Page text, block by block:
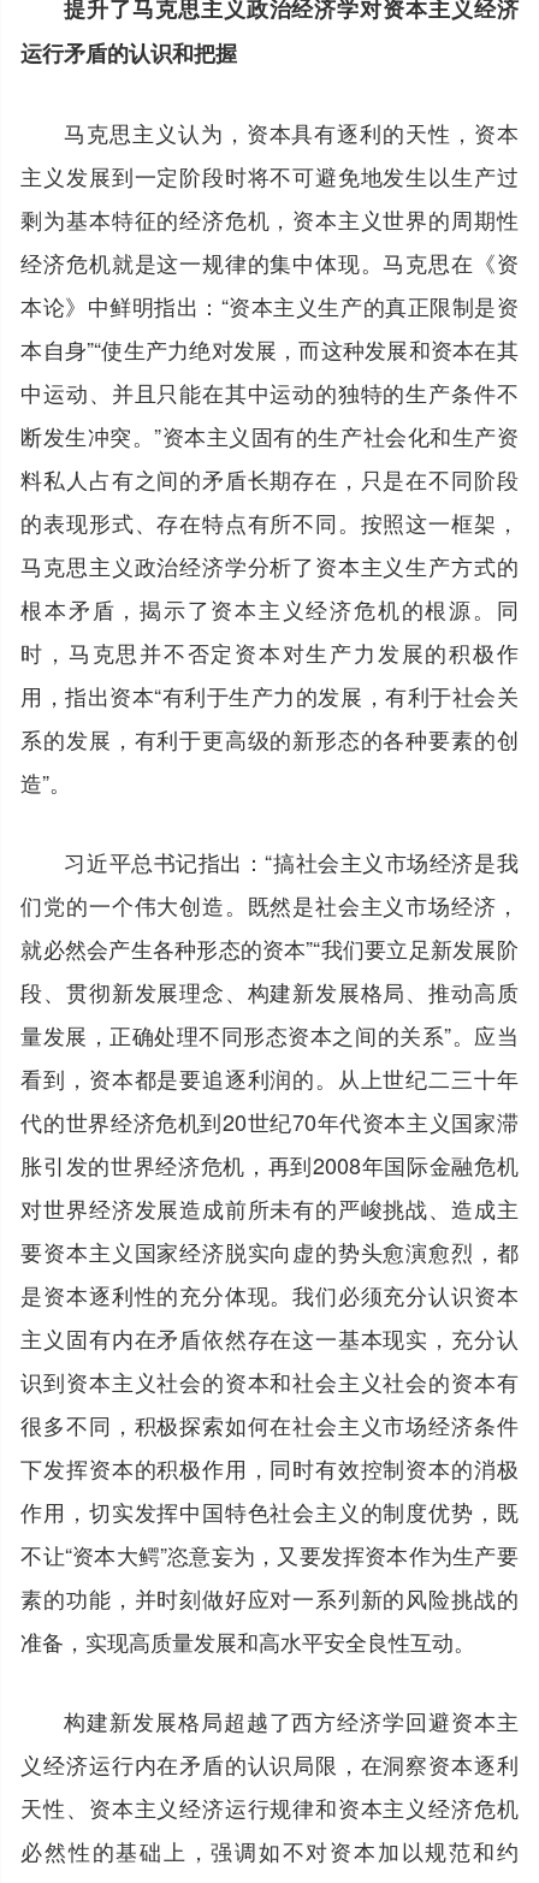
提升了马克思主义政治经济学对资本主义经济
运行矛盾的认识和把握
马克思主义认为，资本具有逐利的天性，资本
主义发展到一定阶段时将不可避免地发生以生产过
剩为基本特征的经济危机，资本主义世界的周期性
经济危机就是这一规律的集中体现。马克思在《资
本论》中鲜明指出：“资本主义生产的真正限制是资
本自身”“使生产力绝对发展，而这种发展和资本在其
中运动、并且只能在其中运动的独特的生产条件不
断发生冲突。”资本主义固有的生产社会化和生产资
料私人占有之间的矛盾长期存在，只是在不同阶段
的表现形式、存在特点有所不同。按照这一框架，
马克思主义政治经济学分析了资本主义生产方式的
根本矛盾，揭示了资本主义经济危机的根源。同
时，马克思并不否定资本对生产力发展的积极作
用，指出资本“有利于生产力的发展，有利于社会关
系的发展，有利于更高级的新形态的各种要素的创
造”。
习近平总书记指出：“搞社会主义市场经济是我
们党的一个伟大创造。既然是社会主义市场经济，
就必然会产生各种形态的资本”“我们要立足新发展阶
段、贯彻新发展理念、构建新发展格局、推动高质
量发展，正确处理不同形态资本之间的关系”。应当
看到，资本都是要追逐利润的。从上世纪二三十年
代的世界经济危机到20世纪70年代资本主义国家滞
胀引发的世界经济危机，再到2008年国际金融危机
对世界经济发展造成前所未有的严峻挑战、造成主
要资本主义国家经济脱实向虚的势头愈演愈烈，都
是资本逐利性的充分体现。我们必须充分认识资本
主义固有内在矛盾依然存在这一基本现实，充分认
识到资本主义社会的资本和社会主义社会的资本有
很多不同，积极探索如何在社会主义市场经济条件
下发挥资本的积极作用，同时有效控制资本的消极
作用，切实发挥中国特色社会主义的制度优势，既
不让“资本大鳄”恣意妄为，又要发挥资本作为生产要
素的功能，并时刻做好应对一系列新的风险挑战的
准备，实现高质量发展和高水平安全良性互动。
构建新发展格局超越了西方经济学回避资本主
义经济运行内在矛盾的认识局限，在洞察资本逐利
天性、资本主义经济运行规律和资本主义经济危机
必然性的基础上，强调如不对资本加以规范和约